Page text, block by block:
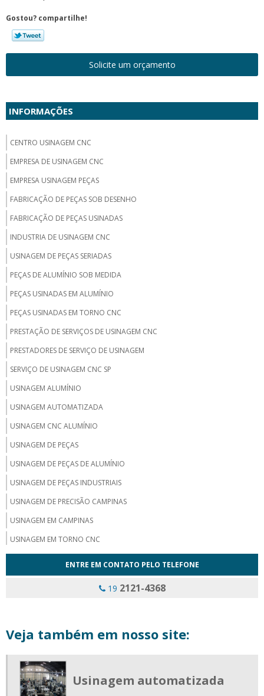
Gostou? compartilhe!
Solicite um orçamento
INFORMAÇÕES
CENTRO USINAGEM CNC
EMPRESA DE USINAGEM CNC
EMPRESA USINAGEM PEÇAS
FABRICAÇÃO DE PEÇAS SOB DESENHO
FABRICAÇÃO DE PEÇAS USINADAS
INDUSTRIA DE USINAGEM CNC
USINAGEM DE PEÇAS SERIADAS
PEÇAS DE ALUMÍNIO SOB MEDIDA
PEÇAS USINADAS EM ALUMÍNIO
PEÇAS USINADAS EM TORNO CNC
PRESTAÇÃO DE SERVIÇOS DE USINAGEM CNC
PRESTADORES DE SERVIÇO DE USINAGEM
SERVIÇO DE USINAGEM CNC SP
USINAGEM ALUMÍNIO
USINAGEM AUTOMATIZADA
USINAGEM CNC ALUMÍNIO
USINAGEM DE PEÇAS
USINAGEM DE PEÇAS DE ALUMÍNIO
USINAGEM DE PEÇAS INDUSTRIAIS
USINAGEM DE PRECISÃO CAMPINAS
USINAGEM EM CAMPINAS
USINAGEM EM TORNO CNC
USINAGEM PEÇAS AGRÍCOLAS
USINAGEM SERIADA
USINAGEM SERIADA DE PRECISÃO
USINAGEM EM CENTRO DE USINAGEM
ENTRE EM CONTATO PELO TELEFONE
19 2121-4368
Veja também em nosso site:
Usinagem automatizada